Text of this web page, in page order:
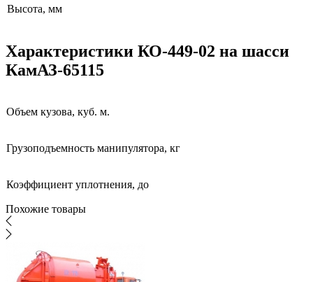
Высота, мм
Характеристики КО-449-02 на шасси
КамАЗ-65115
Объем кузова, куб. м.
Грузоподъемность манипулятора, кг
Коэффициент уплотнения, до
Похожие товары